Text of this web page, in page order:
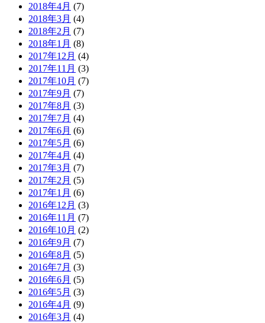
2018年4月 (7)
2018年3月 (4)
2018年2月 (7)
2018年1月 (8)
2017年12月 (4)
2017年11月 (3)
2017年10月 (7)
2017年9月 (7)
2017年8月 (3)
2017年7月 (4)
2017年6月 (6)
2017年5月 (6)
2017年4月 (4)
2017年3月 (7)
2017年2月 (5)
2017年1月 (6)
2016年12月 (3)
2016年11月 (7)
2016年10月 (2)
2016年9月 (7)
2016年8月 (5)
2016年7月 (3)
2016年6月 (5)
2016年5月 (3)
2016年4月 (9)
2016年3月 (4)